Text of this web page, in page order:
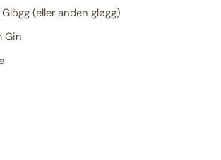
(eller anden gløgg)
Gin